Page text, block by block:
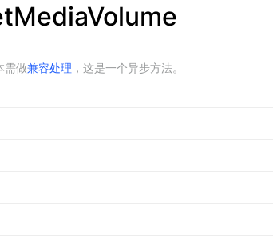
需做兼容处理 ，这是一个异步方法。